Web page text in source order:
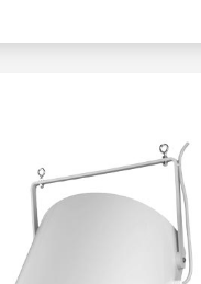
DESTRATYFIKATORY
SERIA RETAIL
INTEGRACJA
DO 12M